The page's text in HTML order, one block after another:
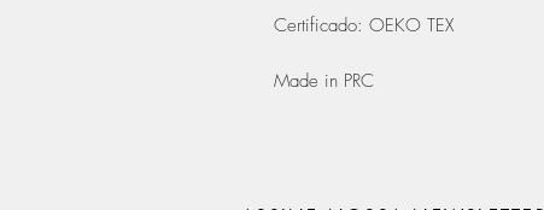
Certificado: OEKO TEX
Made in PRC